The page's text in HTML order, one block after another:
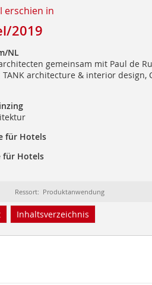
erschien in
2019
NL
gemeinsam mit Paul de
architecture & interior design,
für Hotels
für Hotels
Ressort: Produktanwendung
Inhaltsverzeichnis